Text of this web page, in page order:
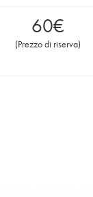
60€
(Prezzo di riserva)